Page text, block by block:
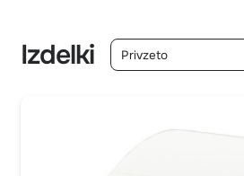
Izdelki